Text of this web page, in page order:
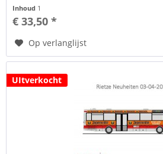
Inhoud 1
€ 33,50 *
Op verlanglijst
UItverkocht